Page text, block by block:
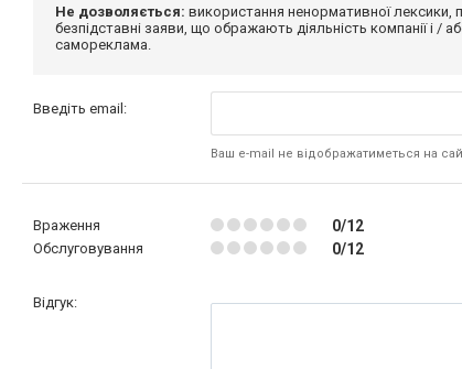
Не дозволяється: використання ненормативної лексики,
безпідставні заяви, що ображають діяльність компанії і /
самореклама.
Введіть email:
Ваш e-mail не відображатиметься на
Враження 0/12
Обслуговування 0/12
Відгук: